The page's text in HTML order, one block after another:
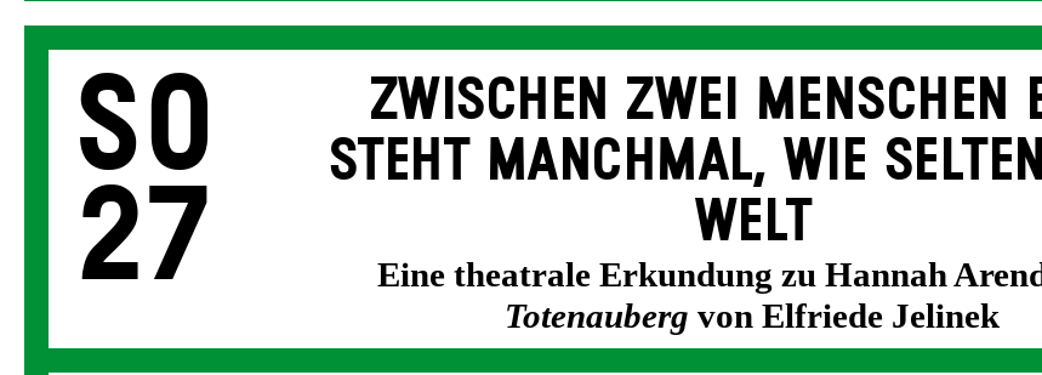
So
27
ZWISCHEN ZWEI MENSCHEN
STEHT MANCH­MAL, WIE
WELT
Eine theatrale Erkundung zu Hannah
Totenauberg von Elfriede Jelinek